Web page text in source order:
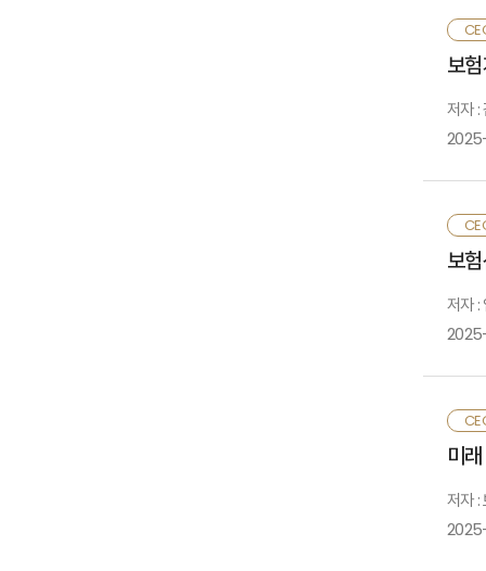
보
저자 :
보
저자 :
미
저자 :